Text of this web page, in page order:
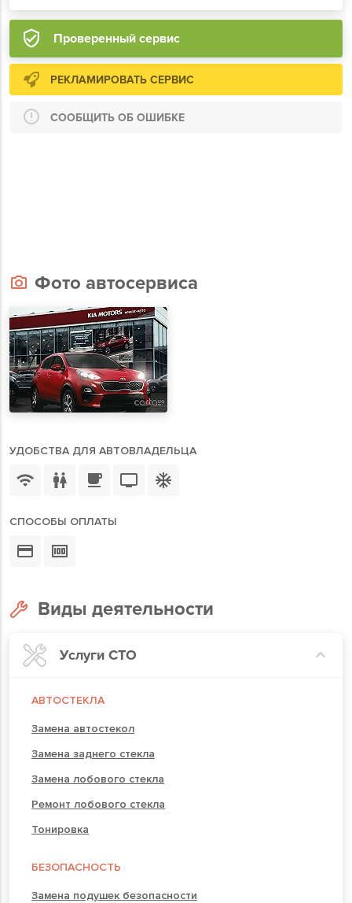
Проверенный сервис
РЕКЛАМИРОВАТЬ СЕРВИС
СООБЩИТЬ ОБ ОШИБКЕ
Фото автосервиса
УДОБСТВА ДЛЯ АВТОВЛАДЕЛЬЦА
СПОСОБЫ ОПЛАТЫ
Виды деятельности
Услуги СТО
АВТОСТЕКЛА
Замена автостекол
Замена заднего стекла
Замена лобового стекла
Ремонт лобового стекла
Тонировка
БЕЗОПАСНОСТЬ
Замена подушек безопасности